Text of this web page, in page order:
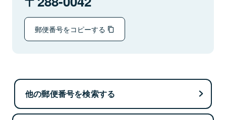
郵便番号をコピーする
他の郵便番号を検索する